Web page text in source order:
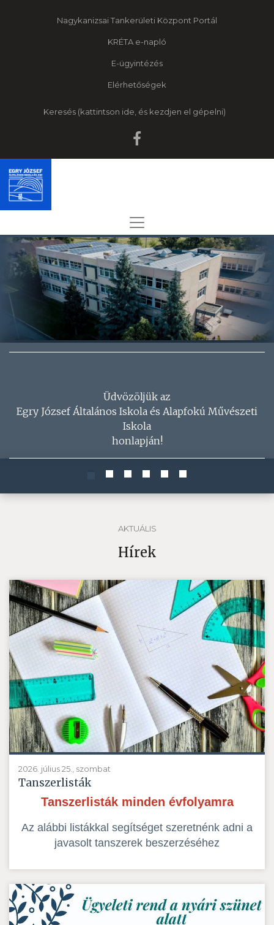
Nagykanizsai Tankerületi Központ Portál
KRÉTA e-napló
E-ügyintézés
Elérhetőségek
Keresés
Üdvözöljük az
Egry József Általános Iskola és Alapfokú Művészeti
Iskola
honlapján!
AKTUÁLIS
Hírek
2026. július 25., szombat
Tanszerlisták
Tanszerlisták minden évfolyamra
Az alábbi listákkal segítséget szeretnénk adni a
javasolt tanszerek beszerzéséhez